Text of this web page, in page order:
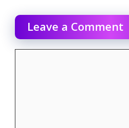
Leave a Comment